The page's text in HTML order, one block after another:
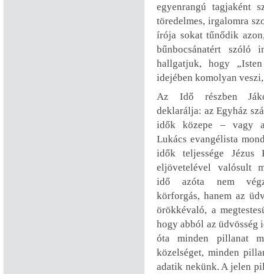
egyenrangú tagjaként
töredelmes, irgalomra
írója sokat tűnődik
bűnbocsánatért
hallgatjuk, hogy
idejében komolyan
Az Idő részben
deklarálja: az Egyház
idők közepe – vagy
Lukács evangélista
idők teljessége Jézus
eljövetelével valósult
idő azóta nem
körforgás, hanem az
örökkévaló, a
hogy abból az üdvösség
óta minden pillanat
közelséget, minden
adatik nekünk. A jelen